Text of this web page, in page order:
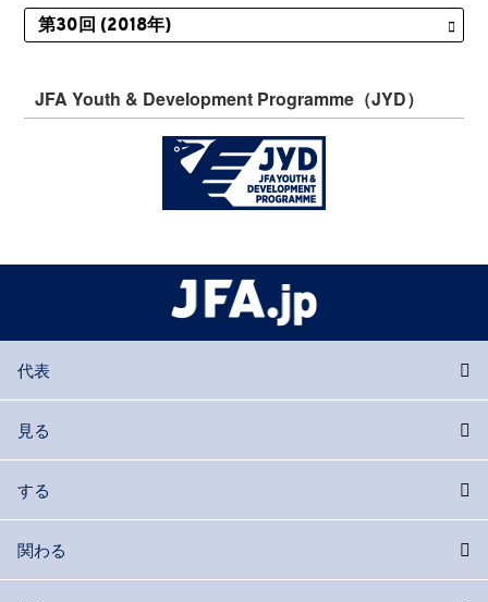
JFA Youth & Development Programme（JYD）
代表
見る
する
関わる